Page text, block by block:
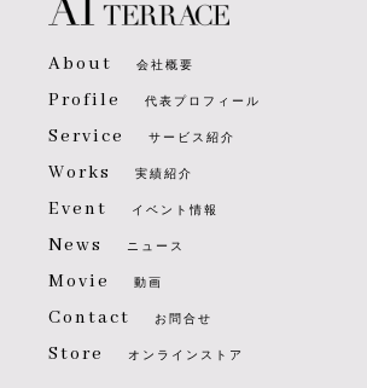
About 会社概要
Profile 代表プロフィール
Service サービス紹介
Works 実績紹介
Event イベント情報
News ニュース
Movie 動画
Contact お問合せ
Store オンラインストア